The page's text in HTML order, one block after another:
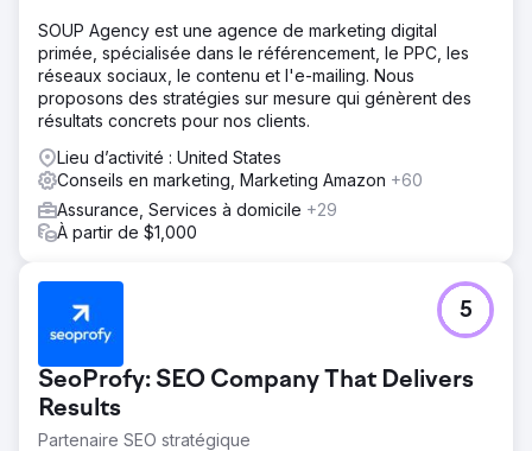
de marque de PIA Select en développant un nouveau
logo et un nouveau design de site Web.
Résultat
Nous avons donné au logo et au site Web un look
pour les visiteurs en ligne. Cela a entraîné plus de temps
passé sur le site Web et, finalement, plus de conversions.
Vers la page de l'agence
SOUP Agency est une agence de marketing digital
primée, spécialisée dans le référencement, le PPC, les
réseaux sociaux, le contenu et l'e-mailing. Nous
proposons des stratégies sur mesure qui génèrent des
résultats concrets pour nos clients.
Lieu d’activité : United States
Conseils en marketing, Marketing Amazon +60
Assurance, Services à domicile +29
À partir de $1,000
SeoProfy: SEO Company That Delivers
Results
Partenaire SEO stratégique
5